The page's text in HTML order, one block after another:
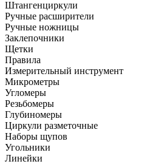
Штангенциркули
Ручные расширители
Ручные ножницы
Заклепочники
Щетки
Правила
Измерительный инструмент
Микрометры
Угломеры
Резьбомеры
Глубиномеры
Циркули разметочные
Наборы щупов
Угольники
Линейки